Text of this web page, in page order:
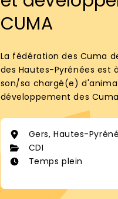
CUMA
La fédération des Cuma
des Hautes-Pyrénées est
son/sa chargé(e)
développement des
Gers, Hautes-
CDI
Temps plein